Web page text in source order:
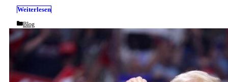
Weiterlesen
Categories
Blog